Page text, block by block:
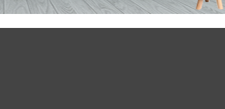
农副土特产品（仅限初级农产品）、工艺品
（除象牙及其制品）、办公设备、家用电